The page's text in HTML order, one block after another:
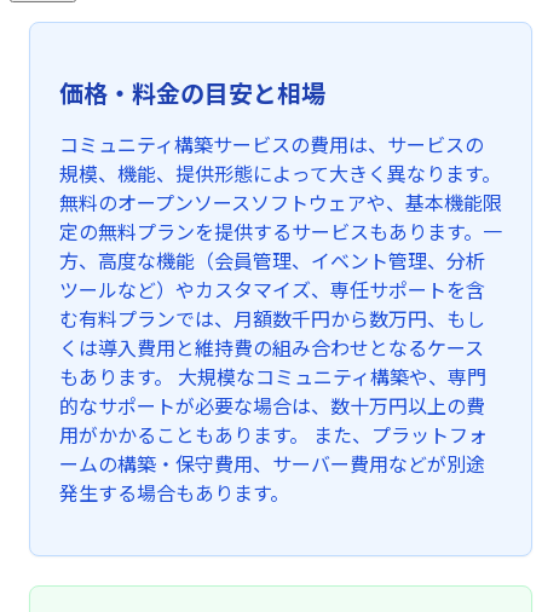
価格・料金の目安と相場
コミュニティ構築サービスの費用は、サービスの
規模、機能、提供形態によって大きく異なります。
無料のオープンソースソフトウェアや、基本機能限
定の無料プランを提供するサービスもあります。一
方、高度な機能（会員管理、イベント管理、分析
ツールなど）やカスタマイズ、専任サポートを含
む有料プランでは、月額数千円から数万円、もし
くは導入費用と維持費の組み合わせとなるケース
もあります。 大規模なコミュニティ構築や、専門
的なサポートが必要な場合は、数十万円以上の費
用がかかることもあります。 また、プラットフォ
ームの構築・保守費用、サーバー費用などが別途
発生する場合もあります。